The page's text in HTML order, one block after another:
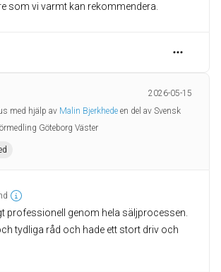
som vi varmt kan rekommendera.
2026-05-15
med hjälp av Malin Bjerkhede en del av Svensk
Göteborg Väster
professionell genom hela säljprocessen.
tydliga råd och hade ett stort driv och